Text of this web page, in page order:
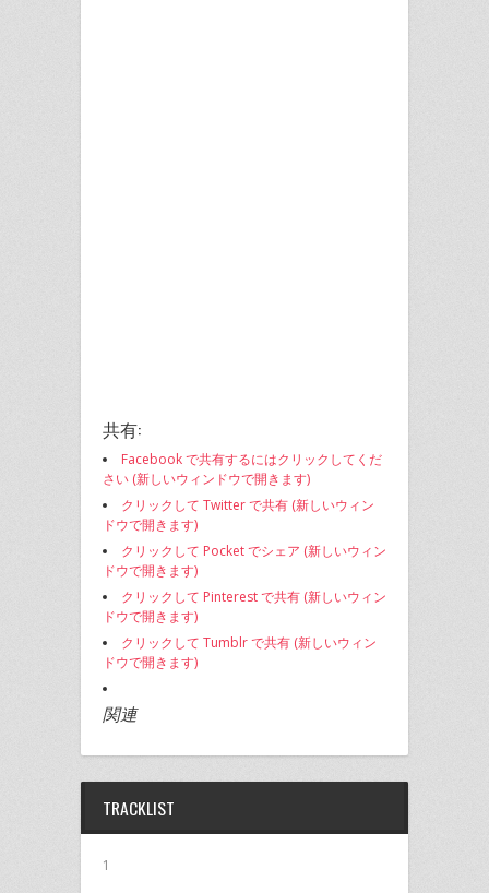
共有:
Facebook で共有するにはクリックしてくだ
さい (新しいウィンドウで開きます)
クリックして Twitter で共有 (新しいウィン
ドウで開きます)
クリックして Pocket でシェア (新しいウィン
ドウで開きます)
クリックして Pinterest で共有 (新しいウィン
ドウで開きます)
クリックして Tumblr で共有 (新しいウィン
ドウで開きます)
関連
TRACKLIST
1